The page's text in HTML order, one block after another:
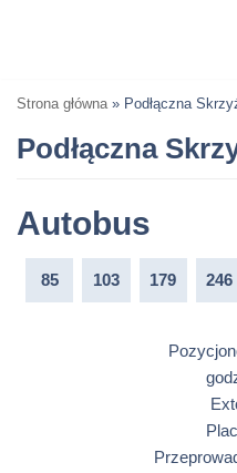
Strona główna » Podłączna
Podłączna
Autobus
85 103 179 246